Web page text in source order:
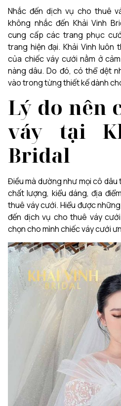
Nhắc đến dịch vụ cho thuê
không nhắc đến Khải Vinh
cung cấp các trang phục
trang hiện đại. Khải Vinh
của chiếc váy cưới nằm ở
nàng dâu. Do đó, có thể dệt
vào trong từng thiết kế dành
Lý do nên
váy tại
Bridal
Điều mà dường như mọi cô dâu
chất lượng, kiểu dáng, địa
thuê váy cưới. Hiểu được
đến dịch vụ cho thuê váy
chọn cho mình chiếc váy cưới